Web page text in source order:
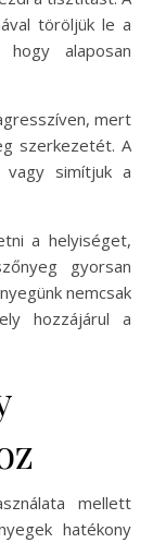
töröljük le a
alaposan
mert
szerkezetét. A
vagy simítjuk a
a helyiséget,
gyorsan
nemcsak
hozzájárul a
mellett
hatékony